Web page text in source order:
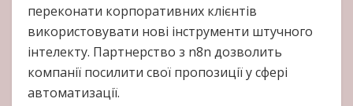
переконати корпоративних клієнтів
використовувати нові інструменти штучного
інтелекту. Партнерство з n8n дозволить
компанії посилити свої пропозиції у сфері
автоматизації.